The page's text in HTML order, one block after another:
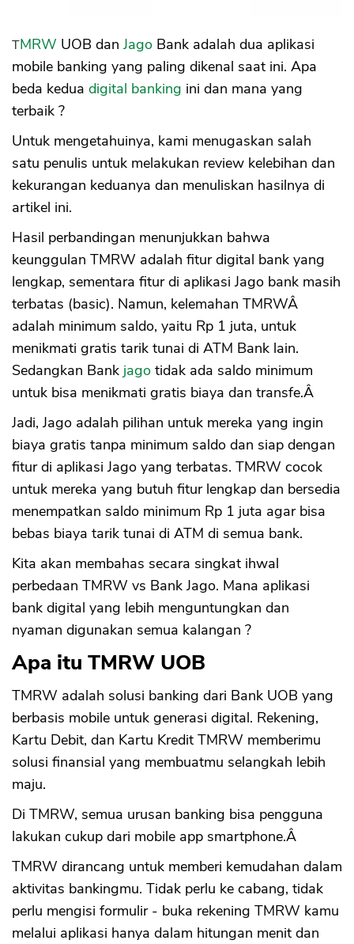
TMRW UOB dan Jago Bank adalah dua aplikasi
mobile banking yang paling dikenal saat ini. Apa
beda kedua digital banking ini dan mana yang
terbaik ?
Untuk mengetahuinya, kami menugaskan salah
satu penulis untuk melakukan review kelebihan dan
kekurangan keduanya dan menuliskan hasilnya di
artikel ini.
Hasil perbandingan menunjukkan bahwa
keunggulan TMRW adalah fitur digital bank yang
lengkap, sementara fitur di aplikasi Jago bank masih
terbatas (basic). Namun, kelemahan TMRWÂ
adalah minimum saldo, yaitu Rp 1 juta, untuk
menikmati gratis tarik tunai di ATM Bank lain.
Sedangkan Bank jago tidak ada saldo minimum
untuk bisa menikmati gratis biaya dan transfe.Â
Jadi, Jago adalah pilihan untuk mereka yang ingin
biaya gratis tanpa minimum saldo dan siap dengan
fitur di aplikasi Jago yang terbatas. TMRW cocok
untuk mereka yang butuh fitur lengkap dan bersedia
menempatkan saldo minimum Rp 1 juta agar bisa
bebas biaya tarik tunai di ATM di semua bank.
Kita akan membahas secara singkat ihwal
perbedaan TMRW vs Bank Jago. Mana aplikasi
bank digital yang lebih menguntungkan dan
nyaman digunakan semua kalangan ?
Apa itu TMRW UOB
TMRW adalah solusi banking dari Bank UOB yang
berbasis mobile untuk generasi digital. Rekening,
Kartu Debit, dan Kartu Kredit TMRW memberimu
solusi finansial yang membuatmu selangkah lebih
maju.
Di TMRW, semua urusan banking bisa pengguna
lakukan cukup dari mobile app smartphone.Â
TMRW dirancang untuk memberi kemudahan dalam
aktivitas bankingmu. Tidak perlu ke cabang, tidak
perlu mengisi formulir - buka rekening TMRW kamu
melalui aplikasi hanya dalam hitungan menit dan